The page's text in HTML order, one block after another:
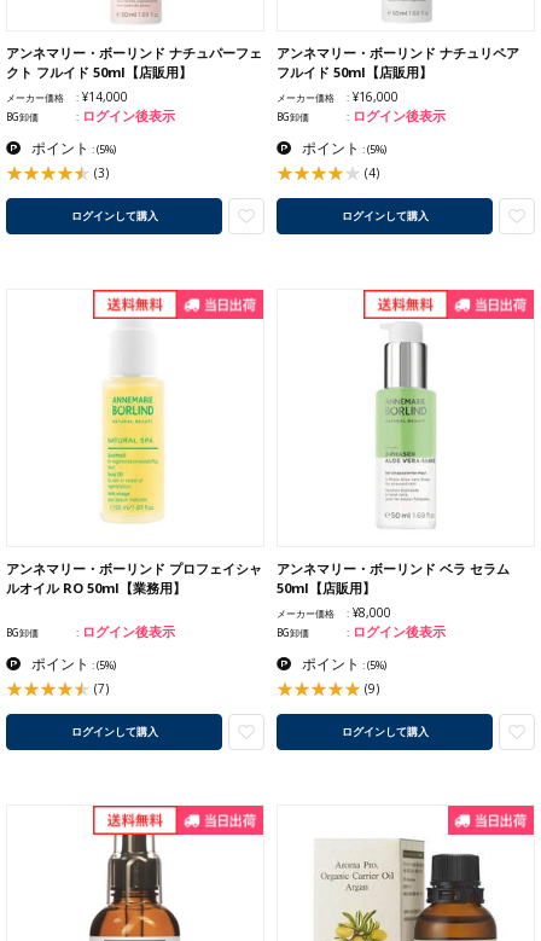
アンネマリー・ボーリンド ナチュパーフェ
クト フルイド 50ml【店販用】
メーカー価格 ¥14,000
BG卸価 ログイン後表示
ポイント :(5%)
(3)
ログインして購入
アンネマリー・ボーリンド ナチュリペア
フルイド 50ml【店販用】
メーカー価格 ¥16,000
BG卸価 ログイン後表示
ポイント :(5%)
(4)
ログインして購入
アンネマリー・ボーリンド プロフェイシャ
ルオイル RO 50ml【業務用】
BG卸価 ログイン後表示
ポイント :(5%)
(7)
ログインして購入
アンネマリー・ボーリンド ベラ セラム
50ml【店販用】
メーカー価格 ¥8,000
BG卸価 ログイン後表示
ポイント :(5%)
(9)
ログインして購入